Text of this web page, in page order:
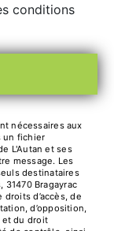
conditions
nécessaires aux
un fichier
L'Autan et ses
message. Les
destinataires
31470 Bragayrac
droits d’accès, de
d’opposition,
et du droit